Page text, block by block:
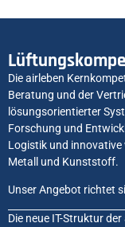
Die airleben
Beratung und der
lösungsorientierter
Forschung und
Logistik und
Metall und Kunststoff.
Unser Angebot richtet
Die neue IT-Struktur